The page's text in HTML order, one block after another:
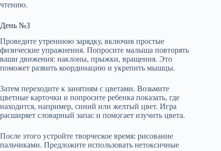
чтению.
День №3
Проведите утреннюю зарядку, включив простые
физические упражнения. Попросите малыша повторять
ваши движения: наклоны, прыжки, вращения. Это
поможет развить координацию и укрепить мышцы.
Затем переходите к занятиям с цветами. Возьмите
цветные карточки и попросите ребенка показать, где
находится, например, синий или желтый цвет. Игра
расширяет словарный запас и помогает изучить цвета.
После этого устройте творческое время: рисование
пальчиками. Предложите использовать нетоксичные